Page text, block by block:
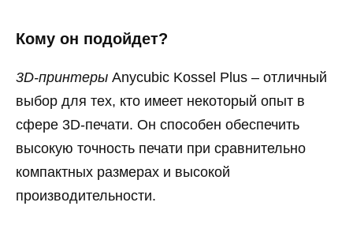
Кому он подойдет?
3D-принтеры Anycubic Kossel Plus – отличный
выбор для тех, кто имеет некоторый опыт в
сфере 3D-печати. Он способен обеспечить
высокую точность печати при сравнительно
компактных размерах и высокой
производительности.